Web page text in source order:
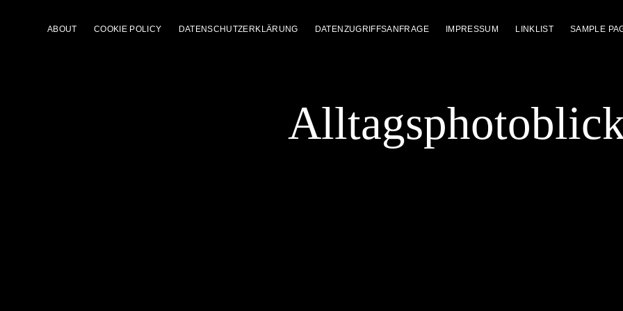
ABOUT COOKIE POLICY DATENSCHUTZERKLÄRUNG DATENZUGRIFFSANFRAGE IMPRESSUM LINKLIST SAMPLE